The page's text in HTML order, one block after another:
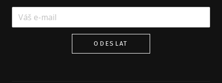
ODESLAT